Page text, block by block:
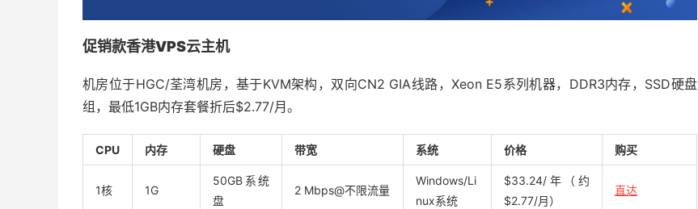
促销款香港VPS云主机
机房位于HGC/荃湾机房，基于KVM架构，双向CN2 GIA线路，Xeon E5系列机器，DDR3内存，SSD硬盘
组，最低1GB内存套餐折后$2.77/月。
CPU 内存 硬盘 带宽 系统 价格 购买
1核 1G
50GB系统
盘
2 Mbps@不限流量
Windows/Li
nux系统
$33.24/年（约
$2.77/月）
直达